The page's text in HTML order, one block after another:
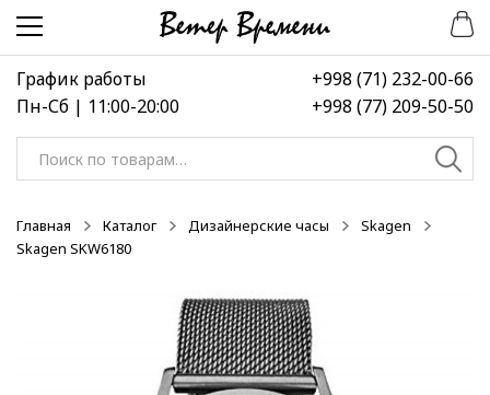
Перейти
навигации
Перейти
содержимому
График работы
Пн-Сб | 11:00-20:00
+998 (71) 232-00-66
+998 (77) 209-50-50
Искать:
Главная Каталог Дизайнерские часы
Skagen
Skagen SKW6180
-50%